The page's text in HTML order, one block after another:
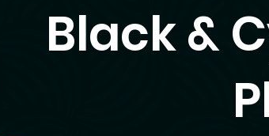
Black &